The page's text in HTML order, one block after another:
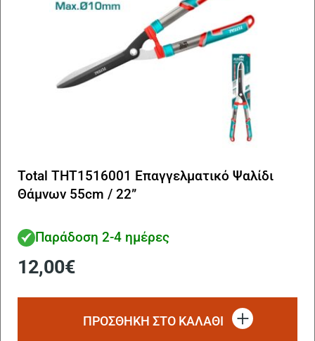
Total THT1516001 Επαγγελματικό Ψαλίδι
Θάμνων 55cm / 22”
Παράδοση 2-4 ημέρες
12,00€
ΠΡΟΣΘΗΚΗ ΣΤΟ ΚΑΛΑΘΙ